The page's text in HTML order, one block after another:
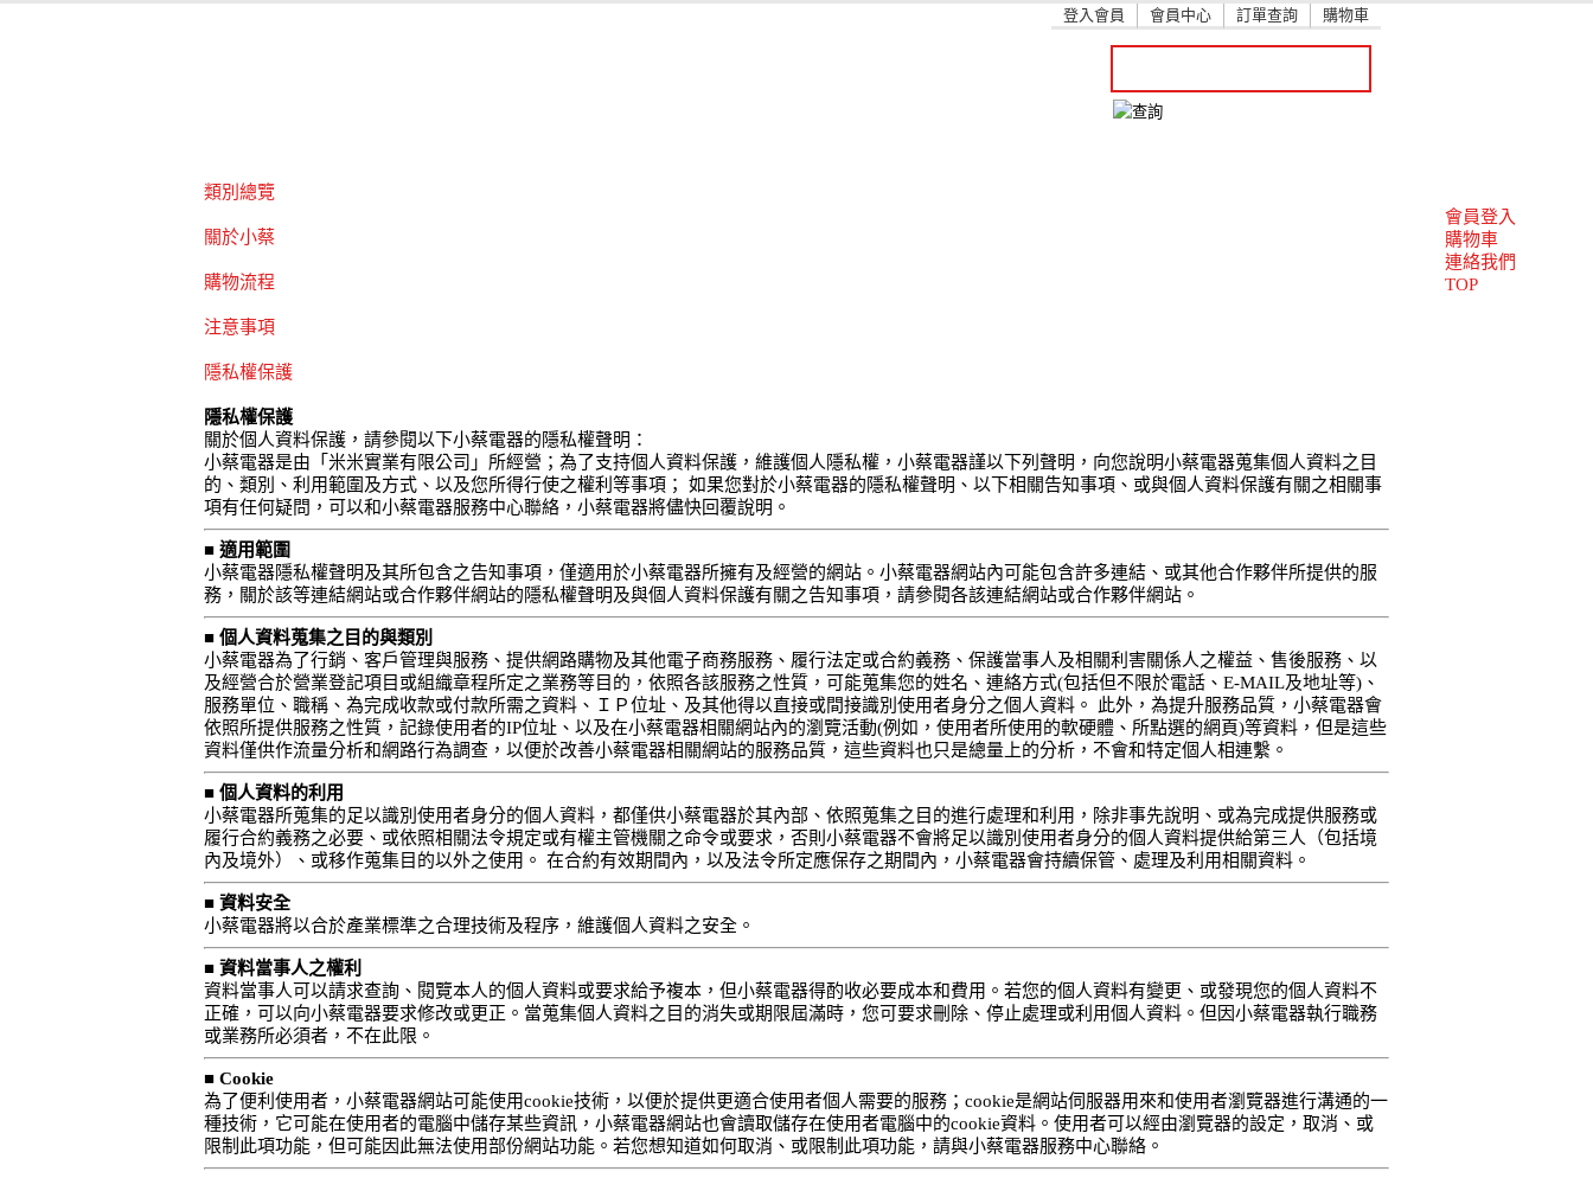
登入會員 會員中心 訂單查詢 購物車
類別總覽
關於小蔡
購物流程
注意事項
隱私權保護
隱私權保護
關於個人資料保護，請參閱以下小蔡電器的隱私權聲明：
小蔡電器是由「米米實業有限公司」所經營；為了支持個人資料保護，維護個人隱私權，小蔡電器謹以下列聲明，向您說明小蔡電器蒐集個人資料之目
的、類別、利用範圍及方式、以及您所得行使之權利等事項； 如果您對於小蔡電器的隱私權聲明、以下相關告知事項、或與個人資料保護有關之相關事
項有任何疑問，可以和小蔡電器服務中心聯絡，小蔡電器將儘快回覆說明。
■ 適用範圍
小蔡電器隱私權聲明及其所包含之告知事項，僅適用於小蔡電器所擁有及經營的網站。小蔡電器網站內可能包含許多連結、或其他合作夥伴所提供的服
務，關於該等連結網站或合作夥伴網站的隱私權聲明及與個人資料保護有關之告知事項，請參閱各該連結網站或合作夥伴網站。
■ 個人資料蒐集之目的與類別
小蔡電器為了行銷、客戶管理與服務、提供網路購物及其他電子商務服務、履行法定或合約義務、保護當事人及相關利害關係人之權益、售後服務、以
及經營合於營業登記項目或組織章程所定之業務等目的，依照各該服務之性質，可能蒐集您的姓名、連絡方式(包括但不限於電話、E-MAIL及地址等)、
服務單位、職稱、為完成收款或付款所需之資料、ＩＰ位址、及其他得以直接或間接識別使用者身分之個人資料。 此外，為提升服務品質，小蔡電器會
依照所提供服務之性質，記錄使用者的IP位址、以及在小蔡電器相關網站內的瀏覽活動(例如，使用者所使用的軟硬體、所點選的網頁)等資料，但是這些
資料僅供作流量分析和網路行為調查，以便於改善小蔡電器相關網站的服務品質，這些資料也只是總量上的分析，不會和特定個人相連繫。
■ 個人資料的利用
小蔡電器所蒐集的足以識別使用者身分的個人資料，都僅供小蔡電器於其內部、依照蒐集之目的進行處理和利用，除非事先說明、或為完成提供服務或
履行合約義務之必要、或依照相關法令規定或有權主管機關之命令或要求，否則小蔡電器不會將足以識別使用者身分的個人資料提供給第三人（包括境
內及境外）、或移作蒐集目的以外之使用。 在合約有效期間內，以及法令所定應保存之期間內，小蔡電器會持續保管、處理及利用相關資料。
■ 資料安全
小蔡電器將以合於產業標準之合理技術及程序，維護個人資料之安全。
■ 資料當事人之權利
資料當事人可以請求查詢、閱覽本人的個人資料或要求給予複本，但小蔡電器得酌收必要成本和費用。若您的個人資料有變更、或發現您的個人資料不
正確，可以向小蔡電器要求修改或更正。當蒐集個人資料之目的消失或期限屆滿時，您可要求刪除、停止處理或利用個人資料。但因小蔡電器執行職務
或業務所必須者，不在此限。
■ Cookie
為了便利使用者，小蔡電器網站可能使用cookie技術，以便於提供更適合使用者個人需要的服務；cookie是網站伺服器用來和使用者瀏覽器進行溝通的一
種技術，它可能在使用者的電腦中儲存某些資訊，小蔡電器網站也會讀取儲存在使用者電腦中的cookie資料。使用者可以經由瀏覽器的設定，取消、或
限制此項功能，但可能因此無法使用部份網站功能。若您想知道如何取消、或限制此項功能，請與小蔡電器服務中心聯絡。
會員登入
購物車
連絡我們
TOP